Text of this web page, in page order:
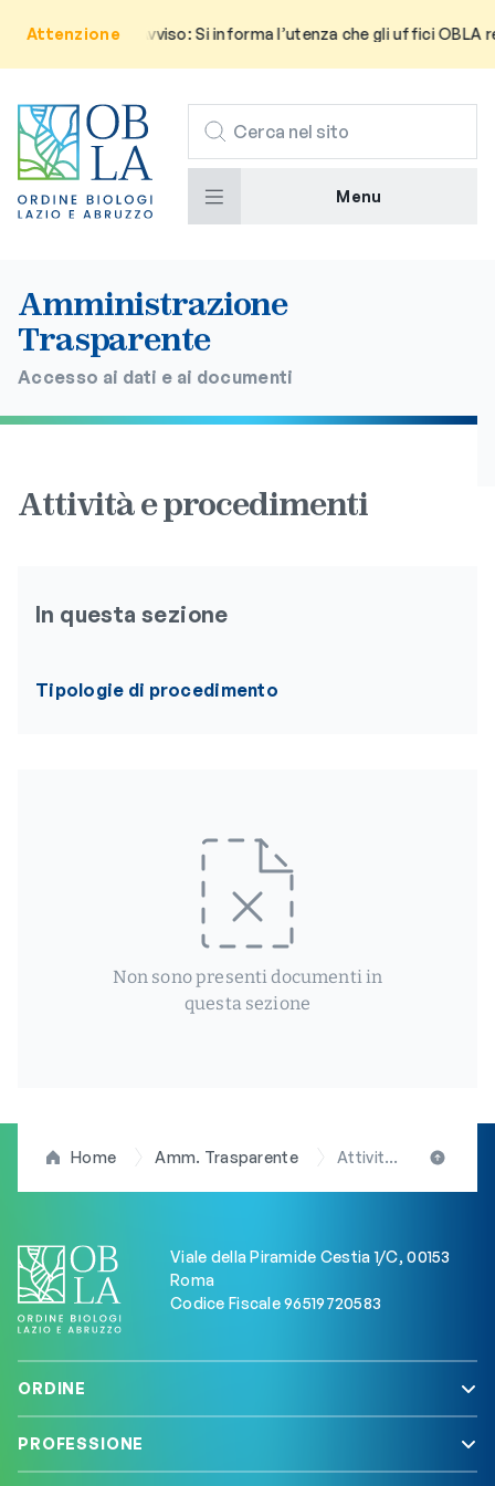
Attenzione Avviso: Si informa l’utenza che gli uffici OBLA
CERCA
Menu
Amministrazione
Trasparente
Accesso ai dati e ai documenti
Attività e procedimenti
In questa sezione
Tipologie di procedimento
Non sono presenti documenti in
questa sezione
Home Amm. Trasparente Attività e procedimenti
Viale della Piramide Cestia 1/C, 00153
Roma
Codice Fiscale 96519720583
ORDINE
PROFESSIONE